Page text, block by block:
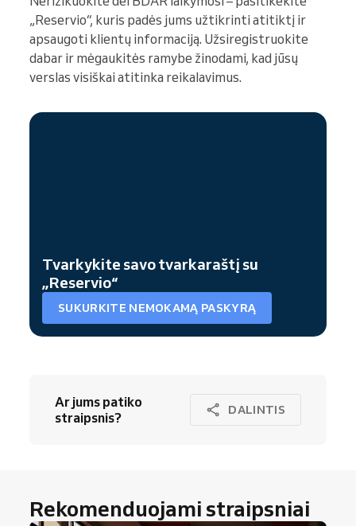
„Reservio“, kuris padės jums užtikrinti atitiktį ir
apsaugoti klientų informaciją. Užsiregistruokite
dabar ir mėgaukitės ramybe žinodami, kad jūsų
verslas visiškai atitinka reikalavimus.
Tvarkykite savo tvarkaraštį su
„Reservio“
SUKURKITE NEMOKAMĄ PASKYRĄ
Ar jums patiko
straipsnis?
DALINTIS
Rekomenduojami straipsniai